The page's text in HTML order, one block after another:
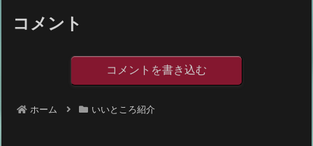
コメント
コメントを書き込む
ホーム いいところ紹介